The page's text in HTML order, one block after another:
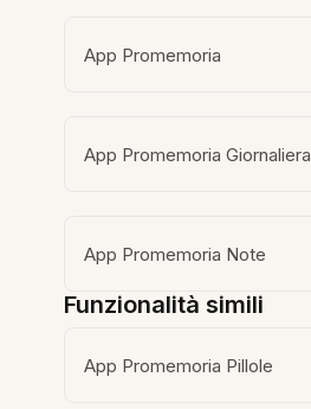
App Promemoria
App Promemoria Giornaliera
App Promemoria Note
Funzionalità simili
App Promemoria Pillole